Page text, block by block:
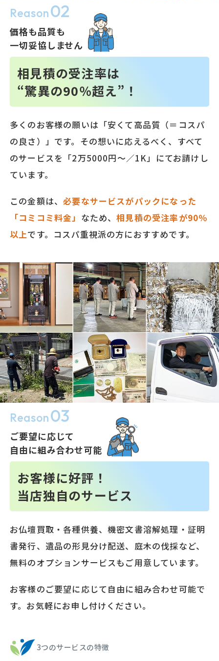
Reason02
価格も品質も
一切妥協しません
相見積の受注率は
“驚異の90％超え”！
多くのお客様の願いは「安くて高品質（＝コスパ
の良さ）」です。その想いに応えるべく、すべて
のサービスを「2万5000円～／1K」にてお請けし
ています。
この金額は、必要なサービスがパックになった
「コミコミ料金」 なため、相見積の受注率が90％
以上です。コスパ重視派の方におすすめです。
Reason03
ご要望に応じて
自由に組み合わせ可能
お客様に好評！
当店独自のサービス
お仏壇買取・各種供養、機密文書溶解処理・証明
書発行、遺品の形見分け配送、庭木の伐採など、
無料のオプションサービスもご用意しています。
お客様のご要望に応じて自由に組み合わせ可能で
す。お気軽にお申し付けください。
3つのサービスの特徴